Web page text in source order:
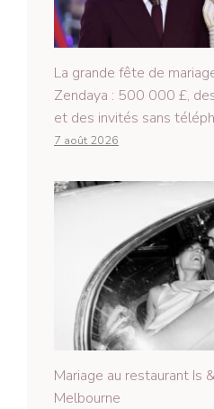
La grande fête de
Zendaya : 500 000 £,
et des invités sans
7 août 2026
Mariage au restaurant Is
Melbourne